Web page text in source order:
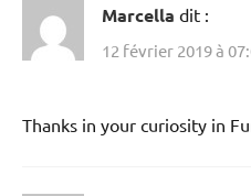
Marcella dit :
12 février 2019 à
Thanks in your curiosity in